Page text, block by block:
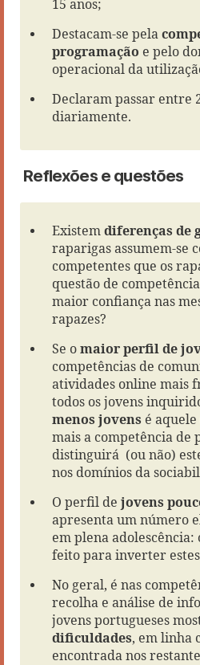
15 anos;
Destacam-se pela
programação e pelo
operacional da
Declaram passar entre
diariamente.
Reflexões e questões
Existem diferenças de
raparigas assumem-se
competentes que os
questão de
maior confiança nas
rapazes?
Se o maior perfil de
competências de
atividades online mais
todos os jovens
menos jovens é
mais a competência de
distinguirá (ou não)
nos domínios da
O perfil de jovens
apresenta um número
em plena adolescência:
feito para inverter
No geral, é nas
recolha e análise de
jovens portugueses
dificuldades, em linha
encontrada nos